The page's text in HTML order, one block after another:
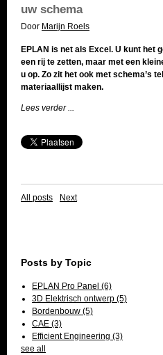
uw schema
Door Marijn Roels
EPLAN is net als Excel. U kunt het
een rij te zetten, maar met een
u op. Zo zit het ook met schema’s
materiaallijst maken.
Lees verder ...
All posts Next
Posts by Topic
EPLAN Pro Panel (6)
3D Elektrisch ontwerp (5)
Bordenbouw (5)
CAE (3)
Efficient Engineering (3)
see all